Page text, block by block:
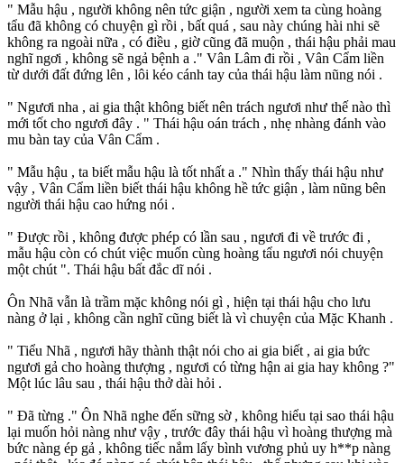
" Mẫu hậu , người không nên tức giận , người xem ta cùng hoàng
tẩu đã không có chuyện gì rồi , bất quá , sau này chúng hài nhi sẽ
không ra ngoài nữa , có điều , giờ cũng đã muộn , thái hậu phải mau
nghĩ ngơi , không sẽ ngả bệnh a ." Vân Lâm đi rồi , Vân Cẩm liền
từ dưới đất đứng lên , lôi kéo cánh tay của thái hậu làm nũng nói .
" Ngươi nha , ai gia thật không biết nên trách ngươi như thế nào thì
mới tốt cho ngươi đây . " Thái hậu oán trách , nhẹ nhàng đánh vào
mu bàn tay của Vân Cẩm .
" Mẫu hậu , ta biết mẫu hậu là tốt nhất a ." Nhìn thấy thái hậu như
vậy , Vân Cẩm liền biết thái hậu không hề tức giận , làm nũng bên
người thái hậu cao hứng nói .
" Được rồi , không được phép có lần sau , ngươi đi về trước đi ,
mẫu hậu còn có chút việc muốn cùng hoàng tẩu ngươi nói chuyện
một chút ". Thái hậu bất đắc dĩ nói .
Ôn Nhã vẫn là trầm mặc không nói gì , hiện tại thái hậu cho lưu
nàng ở lại , không cần nghĩ cũng biết là vì chuyện của Mặc Khanh .
" Tiểu Nhã , ngươi hãy thành thật nói cho ai gia biết , ai gia bức
ngươi gả cho hoàng thượng , ngươi có từng hận ai gia hay không ?"
Một lúc lâu sau , thái hậu thở dài hỏi .
" Đã từng ." Ôn Nhã nghe đến sững sờ , không hiểu tại sao thái hậu
lại muốn hỏi nàng như vậy , trước đây thái hậu vì hoàng thượng mà
bức nàng ép gả , không tiếc nắm lấy bình vương phủ uy h**p nàng